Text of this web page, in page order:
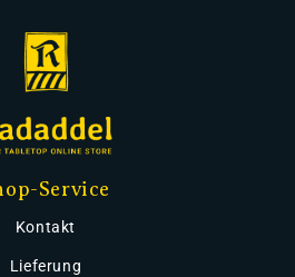
Service
Kontakt
Lieferung